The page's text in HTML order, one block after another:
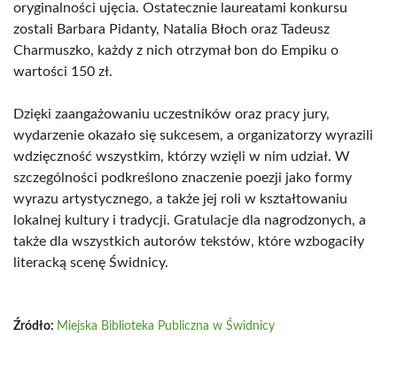
oryginalności ujęcia. Ostatecznie laureatami konkursu
zostali Barbara Pidanty, Natalia Błoch oraz Tadeusz
Charmuszko, każdy z nich otrzymał bon do Empiku o
wartości 150 zł.
Dzięki zaangażowaniu uczestników oraz pracy jury,
wydarzenie okazało się sukcesem, a organizatorzy wyrazili
wdzięczność wszystkim, którzy wzięli w nim udział. W
szczególności podkreślono znaczenie poezji jako formy
wyrazu artystycznego, a także jej roli w kształtowaniu
lokalnej kultury i tradycji. Gratulacje dla nagrodzonych, a
także dla wszystkich autorów tekstów, które wzbogaciły
literacką scenę Świdnicy.
Źródło: Miejska Biblioteka Publiczna w Świdnicy